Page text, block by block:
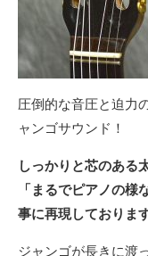
圧倒的な音圧と迫力
ャンゴサウンド！
しっかりと芯のある
「まるでピアノの
事に再現しております
ジャンゴが長きに渡